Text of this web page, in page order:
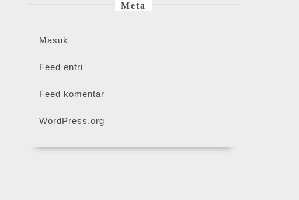
Meta
Masuk
Feed entri
Feed komentar
WordPress.org